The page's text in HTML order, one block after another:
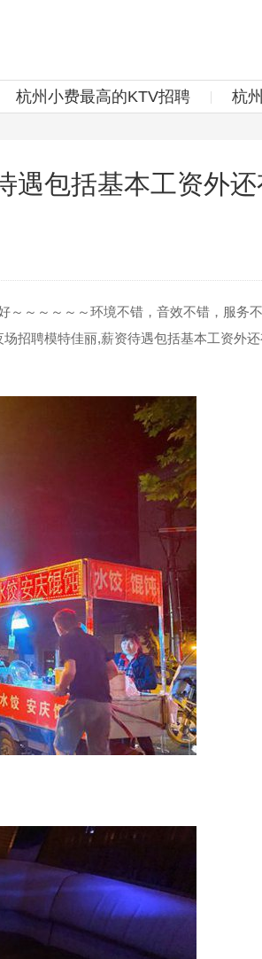
杭州小费最高的KTV招聘 杭
遇包括基本工资外
～～～～～环境不错，音效不错，服务
招聘模特佳丽,薪资待遇包括基本工资外